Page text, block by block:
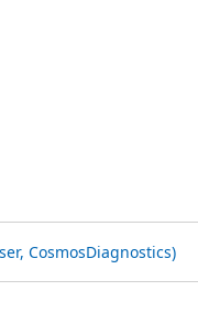
CosmosDiagnostics)